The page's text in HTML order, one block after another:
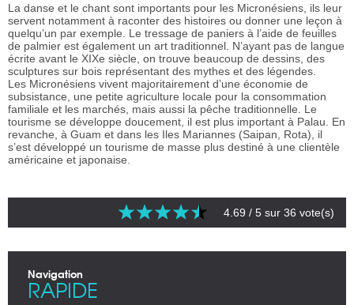
La danse et le chant sont importants pour les Micronésiens, ils leur
servent notamment à raconter des histoires ou donner une leçon à
quelqu’un par exemple. Le tressage de paniers à l’aide de feuilles
de palmier est également un art traditionnel. N’ayant pas de langue
écrite avant le XIXe siècle, on trouve beaucoup de dessins, des
sculptures sur bois représentant des mythes et des légendes.
Les Micronésiens vivent majoritairement d’une économie de
subsistance, une petite agriculture locale pour la consommation
familiale et les marchés, mais aussi la pêche traditionnelle. Le
tourisme se développe doucement, il est plus important à Palau. En
revanche, à Guam et dans les Iles Mariannes (Saipan, Rota), il
s’est développé un tourisme de masse plus destiné à une clientèle
américaine et japonaise.
4.69 / 5 sur 36 vote(s)
Navigation
RAPIDE